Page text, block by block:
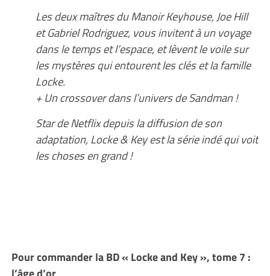
Les deux maîtres du Manoir Keyhouse, Joe Hill
et Gabriel Rodriguez, vous invitent à un voyage
dans le temps et l’espace, et lèvent le voile sur
les mystères qui entourent les clés et la famille
Locke.
+ Un crossover dans l’univers de Sandman !
Star de Netflix depuis la diffusion de son
adaptation, Locke & Key est la série indé qui voit
les choses en grand !
Pour commander la BD « Locke and Key », tome 7 :